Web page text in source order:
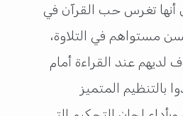
أنها تغرس حب القرآن في
مستواهم في التلاوة،
عند القراءة أمام
بالتنظيم المتميز